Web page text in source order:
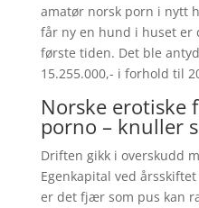
amatør norsk porn i nytt
får ny en hund i huset er
første tiden. Det ble
15.255.000,- i forhold til
Norske erotiske
porno – knuller
Driften gikk i overskudd
Egenkapital ved
er det fjær som pus kan